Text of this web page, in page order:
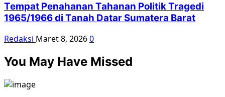
Tempat Penahanan Tahanan Politik Tragedi
1965/1966 di Tanah Datar Sumatera Barat
Redaksi Maret 8, 20260
You May Have Missed